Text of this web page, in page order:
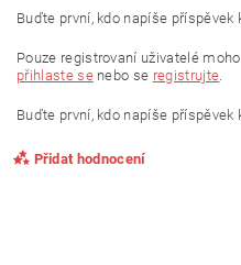
Buďte první, kdo napíše příspěvek
Pouze registrovaní uživatelé
přihlaste senebo se registrujte.
Buďte první, kdo napíše příspěvek
Přidat hodnocení